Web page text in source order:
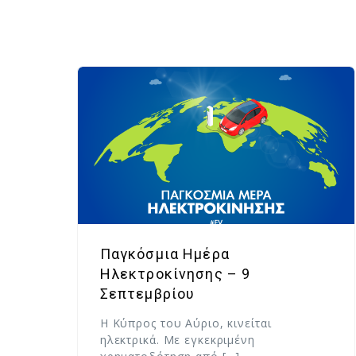
Παγκόσμια Ημέρα
Ηλεκτροκίνησης – 9
Σεπτεμβρίου
Η Κύπρος του Αύριο, κινείται
ηλεκτρικά. Με εγκεκριμένη